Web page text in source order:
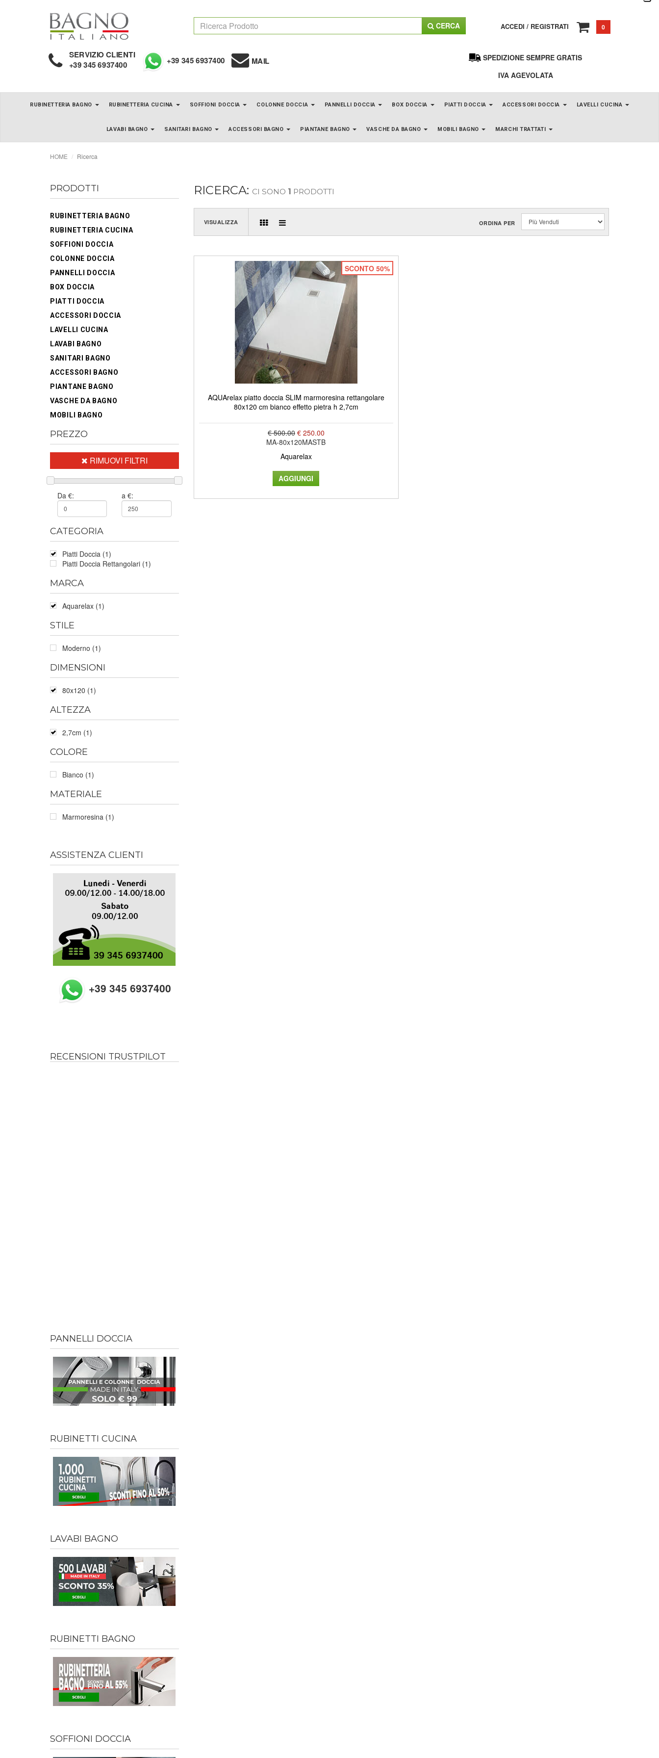
CERCA ACCEDI / REGISTRATI 0
SERVIZIO CLIENTI
+39 345 6937400 +39 345 6937400 MAIL
SPEDIZIONE SEMPRE GRATIS
IVA AGEVOLATA
RUBINETTERIA BAGNO RUBINETTERIA CUCINA SOFFIONI DOCCIA COLONNE DOCCIA PANNELLI DOCCIA BOX DOCCIA PIATTI DOCCIA ACCESSORI DOCCIA LAVELLI CUCINA
LAVABI BAGNO SANITARI BAGNO ACCESSORI BAGNO PIANTANE BAGNO VASCHE DA BAGNO MOBILI BAGNO MARCHI TRATTATI
HOME Ricerca
PRODOTTI
RUBINETTERIA BAGNO
RUBINETTERIA CUCINA
SOFFIONI DOCCIA
COLONNE DOCCIA
PANNELLI DOCCIA
BOX DOCCIA
PIATTI DOCCIA
ACCESSORI DOCCIA
LAVELLI CUCINA
LAVABI BAGNO
SANITARI BAGNO
ACCESSORI BAGNO
PIANTANE BAGNO
VASCHE DA BAGNO
MOBILI BAGNO
PREZZO
RIMUOVI FILTRI
Da €: a €:
CATEGORIA
Piatti Doccia (1)
Piatti Doccia Rettangolari (1)
MARCA
Aquarelax (1)
STILE
Moderno (1)
DIMENSIONI
80x120 (1)
ALTEZZA
2,7cm (1)
COLORE
Bianco (1)
MATERIALE
Marmoresina (1)
ASSISTENZA CLIENTI
+39 345 6937400
RECENSIONI TRUSTPILOT
PANNELLI DOCCIA
RUBINETTI CUCINA
LAVABI BAGNO
RUBINETTI BAGNO
SOFFIONI DOCCIA
RICERCA: CI SONO 1 PRODOTTI
VISUALIZZA ORDINA PER
SCONTO 50%
AQUArelax piatto doccia SLIM marmoresina rettangolare
80x120 cm bianco effetto pietra h 2,7cm
€ 500.00 € 250.00
MA-80x120MASTB
Aquarelax